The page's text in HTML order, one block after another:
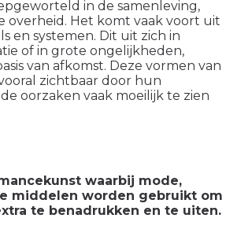
in de samenleving,
overheid. Het komt vaak voort uit
en systemen. Dit uit zich in
of in grote ongelijkheden,
van afkomst. Deze vormen van
zichtbaar door hun
oorzaken vaak moeilijk te zien
waarbij mode,
middelen worden gebruikt om
te benadrukken en te uiten.